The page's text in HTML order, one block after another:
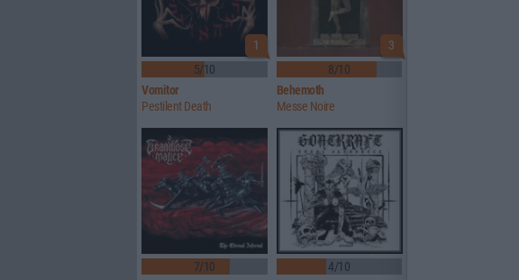
1
5/10
Vomitor
Pestilent Death
3
8/10
Behemoth
Messe Noire
7/10
4/10